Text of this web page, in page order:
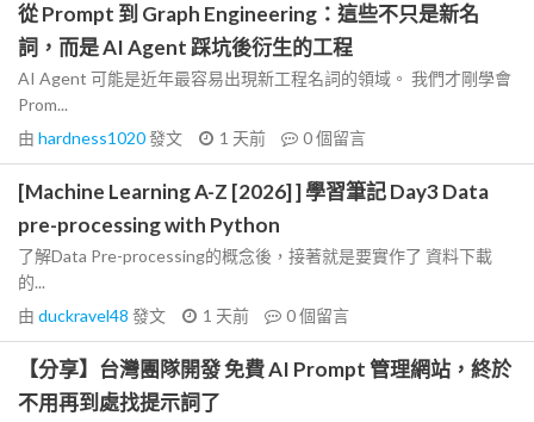
從 Prompt 到 Graph Engineering：這些不只是新名
詞，而是 AI Agent 踩坑後衍生的工程
AI Agent 可能是近年最容易出現新工程名詞的領域。 我們才剛學會
Prom...
由 hardness1020發文 1 天前 0個留言
[Machine Learning A-Z [2026] ] 學習筆記 Day3 Data
pre-processing with Python
了解Data Pre-processing的概念後，接著就是要實作了 資料下載
的...
由 duckravel48 發文 1 天前 0個留言
【分享】台灣團隊開發 免費 AI Prompt 管理網站，終於
不用再到處找提示詞了